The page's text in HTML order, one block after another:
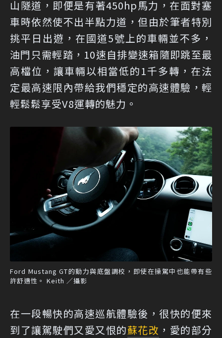
山隧道，即便是有著450hp馬力，在面對塞
車時依然使不出半點力道，但由於筆者特別
挑平日出遊，在國道5號上的車輛並不多，
油門只需輕踏，10速自排變速箱隨即跳至最
高檔位，讓車輛以相當低的1千多轉，在法
定最高速限內帶給我們穩定的高速體驗，輕
輕鬆鬆享受V8運轉的魅力。
Ford Mustang GT的動力與底盤調校，即使在操駕中也能帶有些
許舒適性。 Keith ／攝影
在一段暢快的高速巡航體驗後，很快的便來
到了讓駕駛們又愛又恨的蘇花改 ，愛的部分